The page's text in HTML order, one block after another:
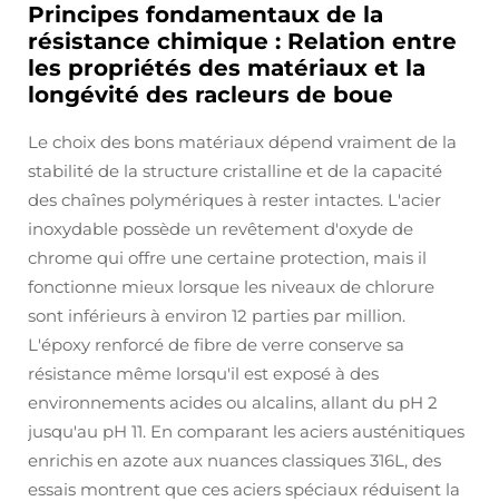
Principes fondamentaux de la
résistance chimique : Relation entre
les propriétés des matériaux et la
longévité des racleurs de boue
Le choix des bons matériaux dépend vraiment de la
stabilité de la structure cristalline et de la capacité
des chaînes polymériques à rester intactes. L'acier
inoxydable possède un revêtement d'oxyde de
chrome qui offre une certaine protection, mais il
fonctionne mieux lorsque les niveaux de chlorure
sont inférieurs à environ 12 parties par million.
L'époxy renforcé de fibre de verre conserve sa
résistance même lorsqu'il est exposé à des
environnements acides ou alcalins, allant du pH 2
jusqu'au pH 11. En comparant les aciers austénitiques
enrichis en azote aux nuances classiques 316L, des
essais montrent que ces aciers spéciaux réduisent la